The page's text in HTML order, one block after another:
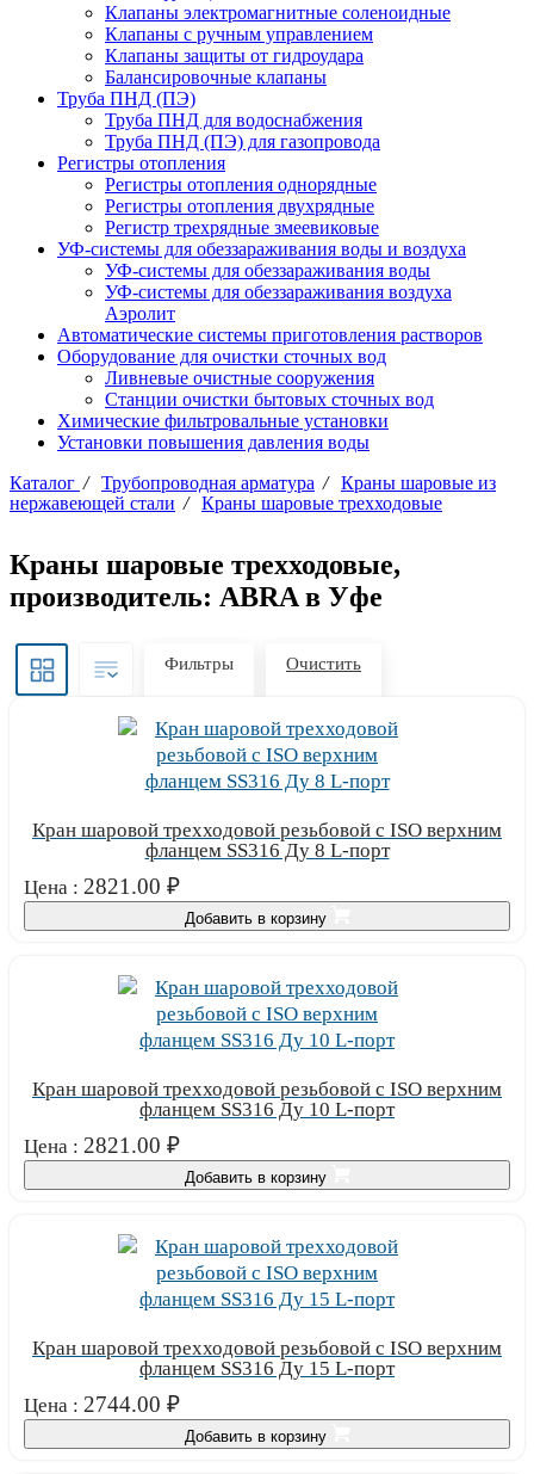
Клапаны электромагнитные соленоидные
Клапаны с ручным управлением
Клапаны защиты от гидроудара
Балансировочные клапаны
Труба ПНД (ПЭ)
Труба ПНД для водоснабжения
Труба ПНД (ПЭ) для газопровода
Регистры отопления
Регистры отопления однорядные
Регистры отопления двухрядные
Регистр трехрядные змеевиковые
УФ-системы для обеззараживания воды и воздуха
УФ-системы для обеззараживания воды
УФ-системы для обеззараживания воздуха
Аэролит
Автоматические системы приготовления растворов
Оборудование для очистки сточных вод
Ливневые очистные сооружения
Станции очистки бытовых сточных вод
Химические фильтровальные установки
Установки повышения давления воды
Каталог / Трубопроводная арматура / Краны шаровые из
нержавеющей стали / Краны шаровые трехходовые
Краны шаровые трехходовые,
производитель: ABRA в Уфе
Фильтры Очистить
Кран шаровой трехходовой резьбовой с ISO верхним
фланцем SS316 Ду 8 L-порт
Цена : 2821.00 ₽
Добавить в корзину
Кран шаровой трехходовой резьбовой с ISO верхним
фланцем SS316 Ду 10 L-порт
Цена : 2821.00 ₽
Добавить в корзину
Кран шаровой трехходовой резьбовой с ISO верхним
фланцем SS316 Ду 15 L-порт
Цена : 2744.00 ₽
Добавить в корзину